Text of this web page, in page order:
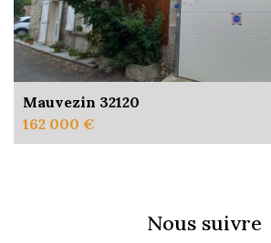
Mauvezin 32120
162 000 €
Nous suivre